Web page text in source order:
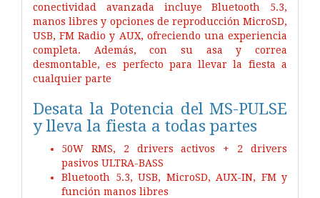
conectividad avanzada incluye Bluetooth 5.3,
manos libres y opciones de reproducción MicroSD,
USB, FM Radio y AUX, ofreciendo una experiencia
completa. Además, con su asa y correa
desmontable, es perfecto para llevar la fiesta a
cualquier parte
Desata la Potencia del MS-PULSE
y lleva la fiesta a todas partes
50W RMS, 2 drivers activos + 2 drivers
pasivos ULTRA-BASS
Bluetooth 5.3, USB, MicroSD, AUX-IN, FM y
función manos libres